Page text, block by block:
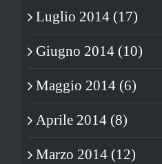
Luglio 2014 (17)
Giugno 2014 (10)
Maggio 2014 (6)
Aprile 2014 (8)
Marzo 2014 (12)